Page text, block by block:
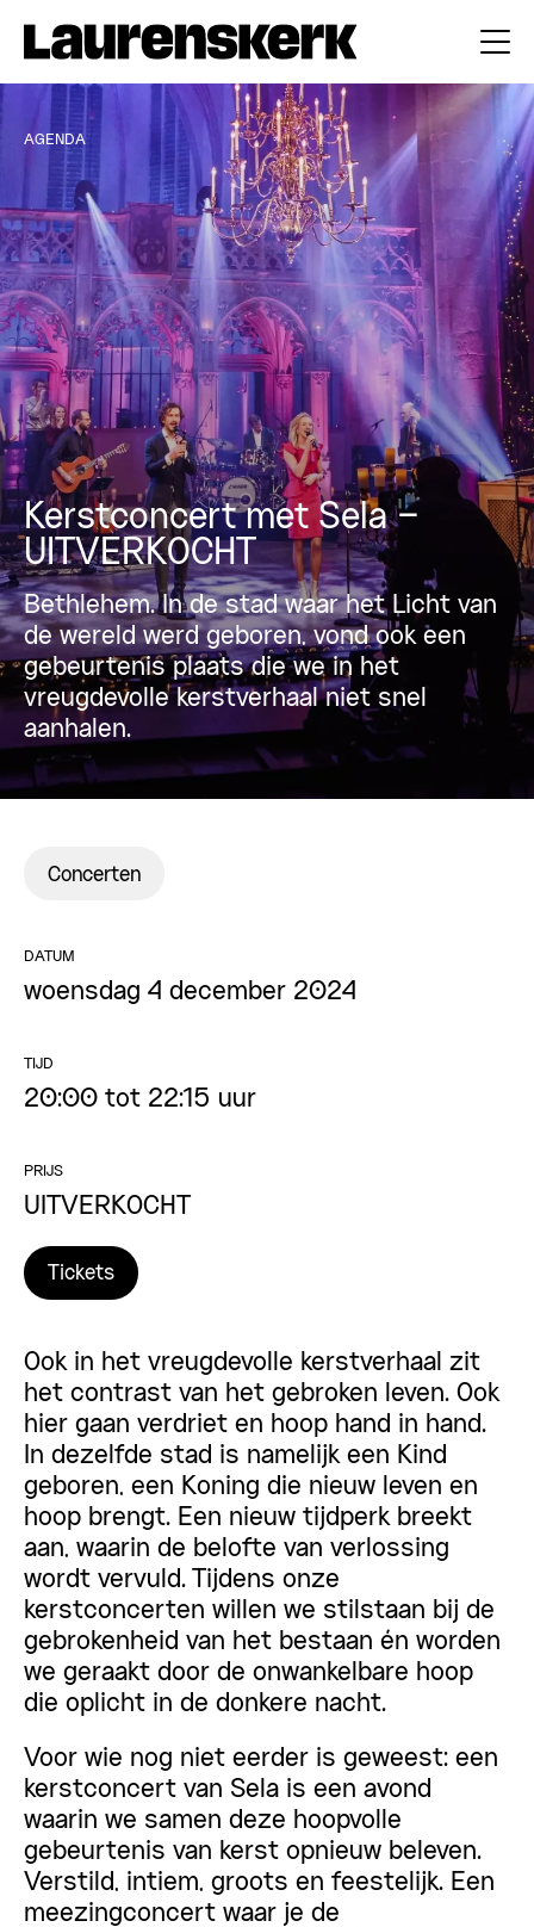
AGENDA
Kerstconcert met Sela –
UITVERKOCHT
Bethlehem. In de stad waar het Licht van
de wereld werd geboren, vond ook een
gebeurtenis plaats die we in het
vreugdevolle kerstverhaal niet snel
aanhalen.
Concerten
DATUM
woensdag 4 december 2024
TIJD
20:00 tot 22:15 uur
PRIJS
UITVERKOCHT
Tickets
Ook in het vreugdevolle kerstverhaal zit
het contrast van het gebroken leven. Ook
hier gaan verdriet en hoop hand in hand.
In dezelfde stad is namelijk een Kind
geboren, een Koning die nieuw leven en
hoop brengt. Een nieuw tijdperk breekt
aan, waarin de belofte van verlossing
wordt vervuld. Tijdens onze
kerstconcerten willen we stilstaan bij de
gebrokenheid van het bestaan én worden
we geraakt door de onwankelbare hoop
die oplicht in de donkere nacht.
Voor wie nog niet eerder is geweest: een
kerstconcert van Sela is een avond
waarin we samen deze hoopvolle
gebeurtenis van kerst opnieuw beleven.
Verstild, intiem, groots en feestelijk. Een
meezingconcert waar je de